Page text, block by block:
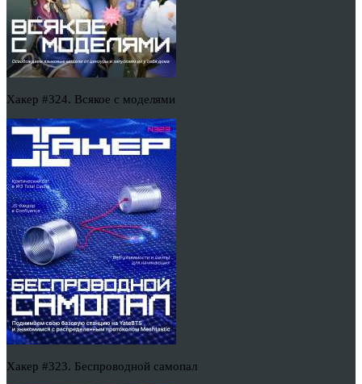
Хакер #324. Всякое с моделями
Хакер #323. Беспроводной самопал